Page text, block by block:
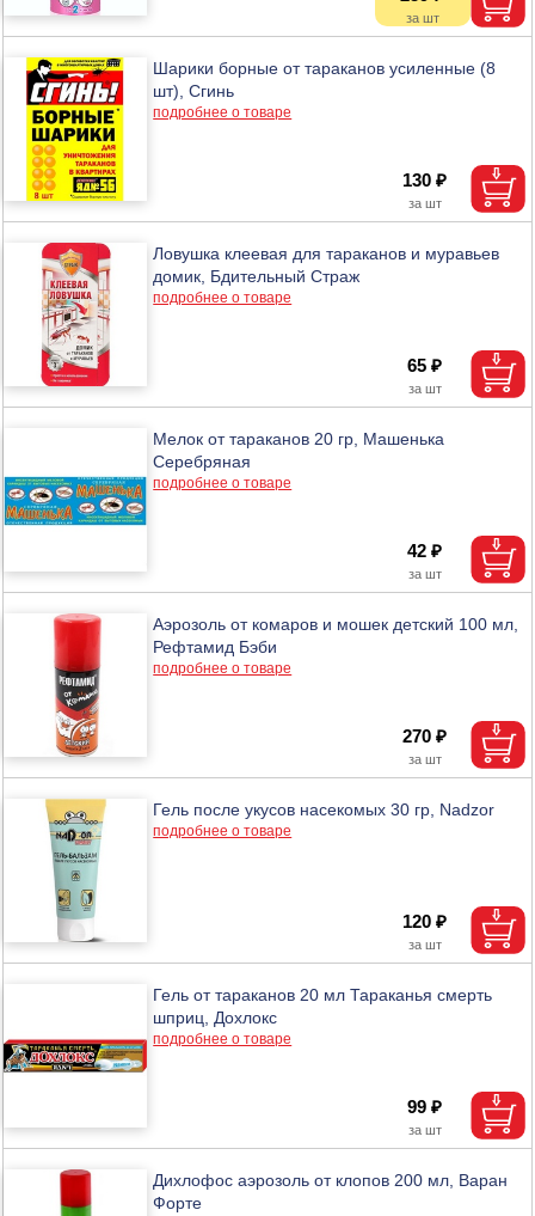
Шарики борные от тараканов усиленные (8
шт), Сгинь
подробнее о товаре
130 ₽
Ловушка клеевая для тараканов и муравьев
домик, Бдительный Страж
подробнее о товаре
65 ₽
Мелок от тараканов 20 гр, Машенька
Серебряная
подробнее о товаре
42 ₽
Аэрозоль от комаров и мошек детский 100 мл,
Рефтамид Бэби
подробнее о товаре
270 ₽
Гель после укусов насекомых 30 гр, Nadzor
подробнее о товаре
120 ₽
Гель от тараканов 20 мл Тараканья смерть
шприц, Дохлокс
подробнее о товаре
99 ₽
Дихлофос аэрозоль от клопов 200 мл, Варан
Форте